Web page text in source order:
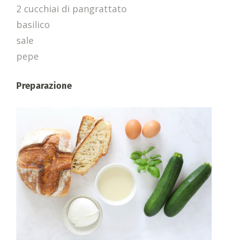
2 cucchiai di pangrattato
basilico
sale
pepe
Preparazione